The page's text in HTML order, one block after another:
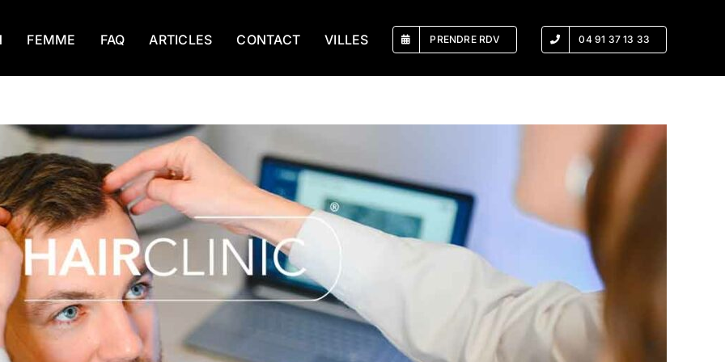
FEMME FAQ ARTICLES CONTACT VILLES PRENDRE RDV 04 91 37 13 33